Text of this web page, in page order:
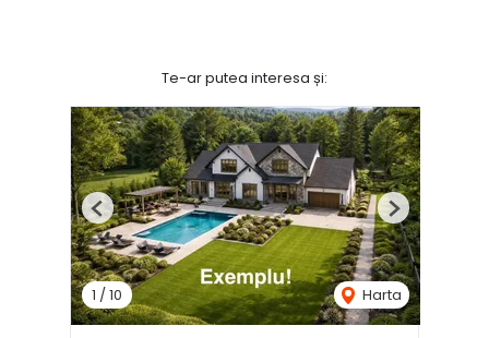
Te-ar putea interesa și:
1 / 10 Harta
Previous Next